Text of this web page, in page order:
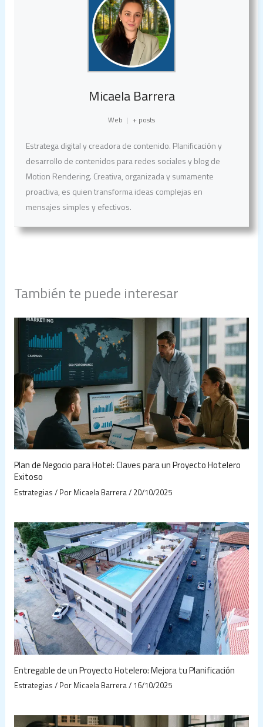
Micaela Barrera
Web | + posts
Estratega digital y creadora de contenido. Planificación y
desarrollo de contenidos para redes sociales y blog de
Motion Rendering. Creativa, organizada y sumamente
proactiva, es quien transforma ideas complejas en
mensajes simples y efectivos.
También te puede interesar
Plan de Negocio para Hotel: Claves para un Proyecto Hotelero
Exitoso
Estrategias / Por Micaela Barrera/ 20/10/2025
Entregable de un Proyecto Hotelero: Mejora tu Planificación
Estrategias / Por Micaela Barrera/ 16/10/2025